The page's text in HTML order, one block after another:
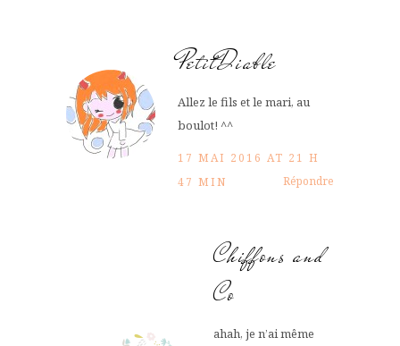
PetitDiable
Allez le fils et le mari, au
boulot! ^^
17 MAI 2016 AT 21 H
47 MIN
Répondre
Chiffons and
Co
ahah, je n’ai même